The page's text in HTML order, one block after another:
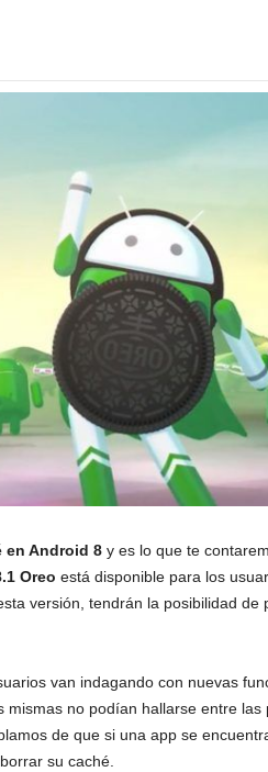
en Android 8 y es lo que te
Oreo está disponible para los
versión, tendrán la posibilidad
van indagando con nuevas
mismas no podían hallarse entre
de que si una app se
su caché.